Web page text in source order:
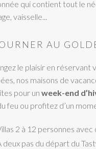
qui contient tout le
vaisselle...
AU
le plaisir en réservant
nos maisons de
pour un week-end
feu ou profitez d’un
2 à 12 personnes
deux pas du départ du